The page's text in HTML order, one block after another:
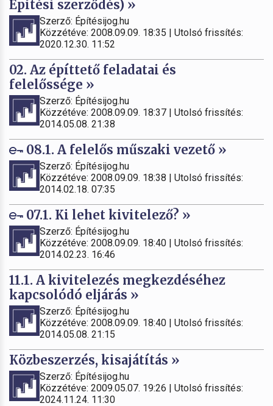
Építési szerződés) »
Szerző: Építésijog.hu
Közzétéve: 2008.09.09. 18:35 | Utolsó frissítés:
2020.12.30. 11:52
02. Az építtető feladatai és
felelőssége »
Szerző: Építésijog.hu
Közzétéve: 2008.09.09. 18:37 | Utolsó frissítés:
2014.05.08. 21:38
08.1. A felelős műszaki vezető »
Szerző: Építésijog.hu
Közzétéve: 2008.09.09. 18:38 | Utolsó frissítés:
2014.02.18. 07:35
07.1. Ki lehet kivitelező? »
Szerző: Építésijog.hu
Közzétéve: 2008.09.09. 18:40 | Utolsó frissítés:
2014.02.23. 16:46
11.1. A kivitelezés megkezdéséhez
kapcsolódó eljárás »
Szerző: Építésijog.hu
Közzétéve: 2008.09.09. 18:40 | Utolsó frissítés:
2014.05.08. 21:15
Közbeszerzés, kisajátítás »
Szerző: Építésijog.hu
Közzétéve: 2009.05.07. 19:26 | Utolsó frissítés:
2024.11.24. 11:30